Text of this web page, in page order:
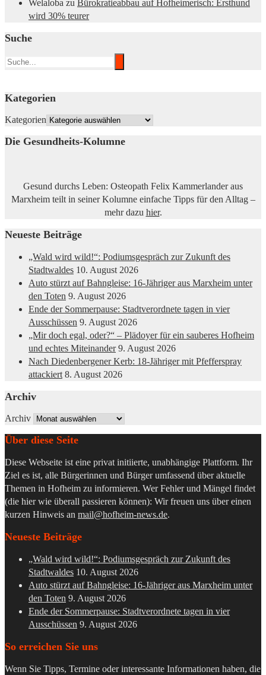
Welaloba zu Bürokratieabbau auf Hofheimerisch: Ersthund
wird 30% teurer
Suche
Kategorien
Kategorien
Die Gesundheits-Kolumne
Gesund durchs Leben: Osteopath Felix Kammerlander aus
Marxheim teilt in seiner Kolumne einfache Tipps für den Alltag –
mehr dazu hier.
Neueste Beiträge
„Wald wird wild!“: Podiumsgespräch zur Zukunft des
Stadtwaldes 10. August 2026
Auto stürzt auf Bahngleise: 16-Jähriger aus Marxheim unter
den Toten 9. August 2026
Ende der Sommerpause: Stadtverordnete tagen in vier
Ausschüssen 9. August 2026
„Mir doch egal, oder?“ – Plädoyer für ein sauberes Hofheim
und echtes Miteinander 9. August 2026
Nach Diedenbergener Kerb: 18-Jähriger mit Pfefferspray
attackiert 8. August 2026
Archiv
Archiv
Über diese Seite
Diese Webseite ist eine privat initiierte, unabhängige Plattform. Ihr
Ziel es ist, alle Bürgerinnen und Bürger umfassend über aktuelle
Themen in Hofheim zu informieren. Wer Fehler und Mängel findet
(die hier wie überall passieren können): Wir freuen uns über einen
kurzen Hinweis an mail@hofheim-news.de.
Neueste Beiträge
„Wald wird wild!“: Podiumsgespräch zur Zukunft des
Stadtwaldes 10. August 2026
Auto stürzt auf Bahngleise: 16-Jähriger aus Marxheim unter
den Toten 9. August 2026
Ende der Sommerpause: Stadtverordnete tagen in vier
Ausschüssen 9. August 2026
So erreichen Sie uns
Wenn Sie Tipps, Termine oder interessante Informationen haben, die